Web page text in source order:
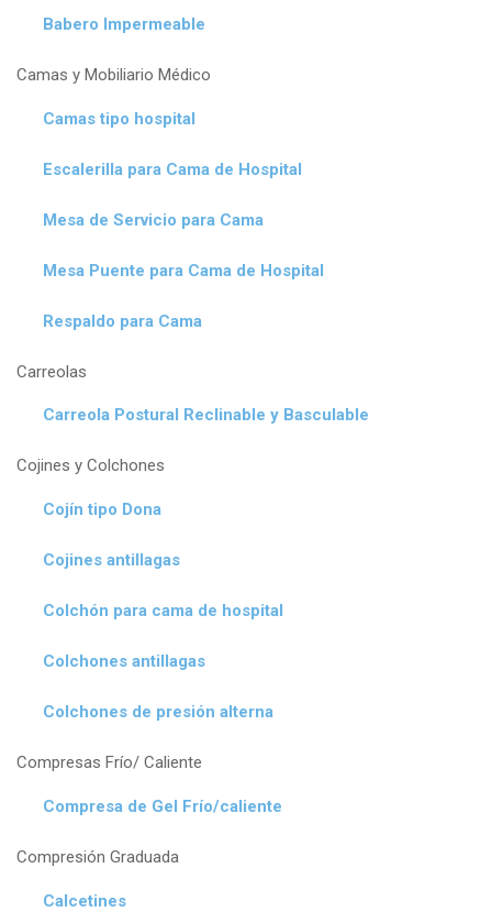
Babero Impermeable
Camas y Mobiliario Médico
Camas tipo hospital
Escalerilla para Cama de Hospital
Mesa de Servicio para Cama
Mesa Puente para Cama de Hospital
Respaldo para Cama
Carreolas
Carreola Postural Reclinable y Basculable
Cojines y Colchones
Cojín tipo Dona
Cojines antillagas
Colchón para cama de hospital
Colchones antillagas
Colchones de presión alterna
Compresas Frío/ Caliente
Compresa de Gel Frío/caliente
Compresión Graduada
Calcetines